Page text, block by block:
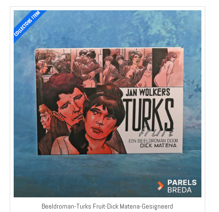
Beeldroman-Turks Fruit-Dick Matena-Gesigneerd